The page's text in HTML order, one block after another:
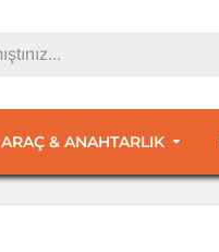
ARAÇ & ANAHTARLIK